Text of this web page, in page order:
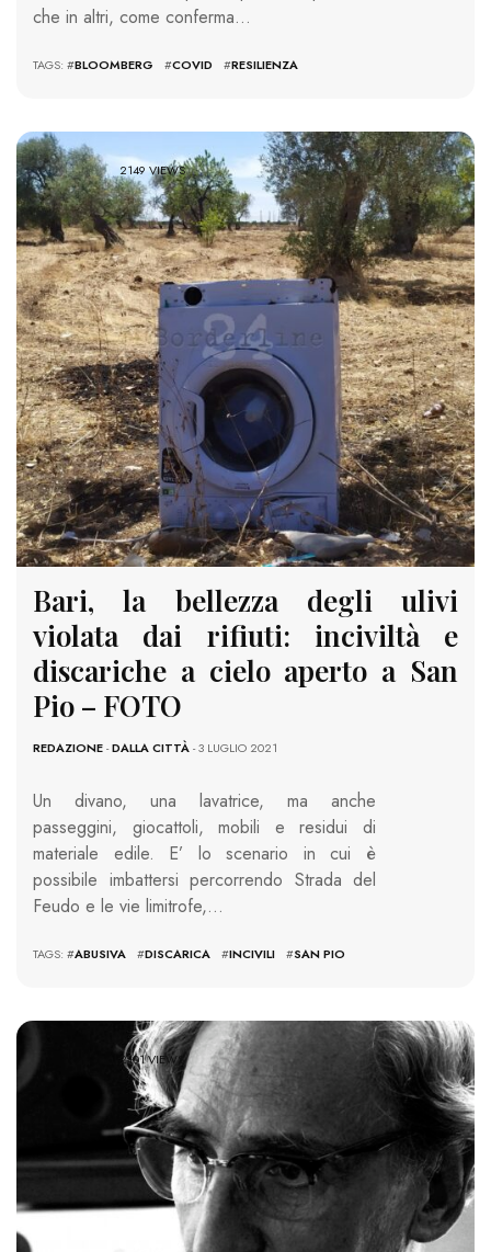
che in altri, come conferma…
TAGS: #BLOOMBERG #COVID #RESILIENZA
2149 VIEWS
Bari, la bellezza degli ulivi
violata dai rifiuti: inciviltà e
discariche a cielo aperto a San
Pio – FOTO
REDAZIONE-DALLA CITTÀ- 3 LUGLIO 2021
Un divano, una lavatrice, ma anche
passeggini, giocattoli, mobili e residui di
materiale edile. E’ lo scenario in cui è
possibile imbattersi percorrendo Strada del
Feudo e le vie limitrofe,…
TAGS: #ABUSIVA #DISCARICA #INCIVILI #SAN PIO
2101 VIEWS